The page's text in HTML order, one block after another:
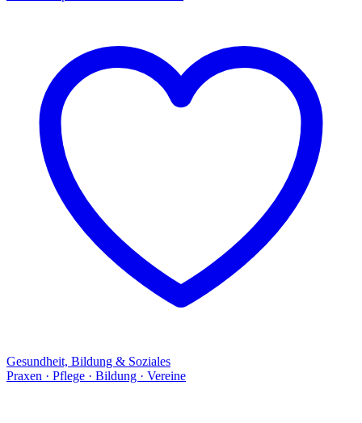
Gesundheit, Bildung & Soziales
Praxen · Pflege · Bildung · Vereine